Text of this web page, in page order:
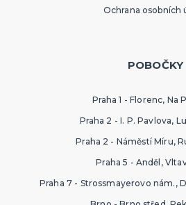
Ochrana osobních
POBOČKY
Praha 1 - Florenc, Na
Praha 2 - I. P. Pavlova,
Praha 2 - Náměstí Míru,
Praha 5 - Anděl,
Praha 7 - Strossmayerovo nám.,